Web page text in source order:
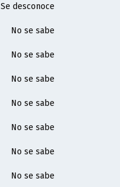
Se desconoce
No se sabe
No se sabe
No se sabe
No se sabe
No se sabe
No se sabe
No se sabe